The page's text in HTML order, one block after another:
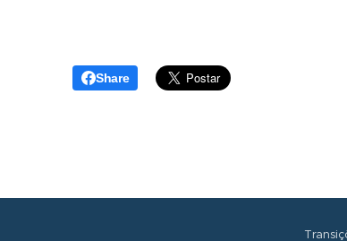
Share